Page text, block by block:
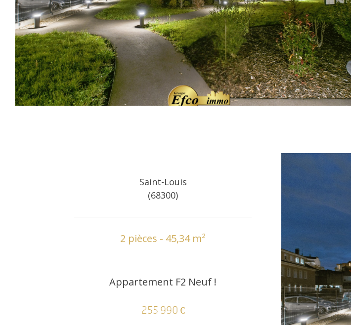
Saint-Louis
(68300)
2 pièces - 45,34 m²
Appartement F2 Neuf !
255 990 €